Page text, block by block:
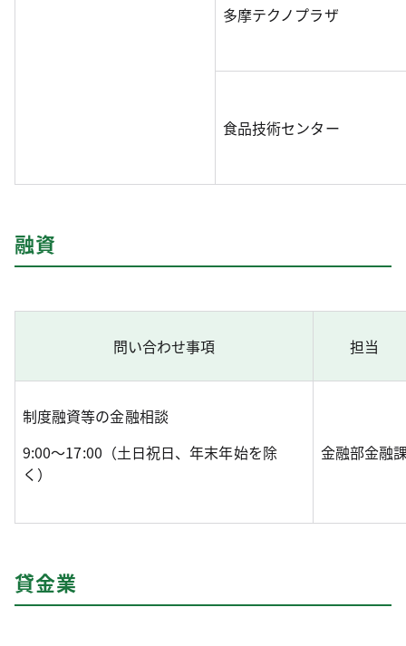
多摩テクノプラザ
食品技術センター
融資
問い合わせ事項 担当
制度融資等の金融相談
9:00～17:00（土日祝日、年末年始を除
く）
金融部金融
貸金業